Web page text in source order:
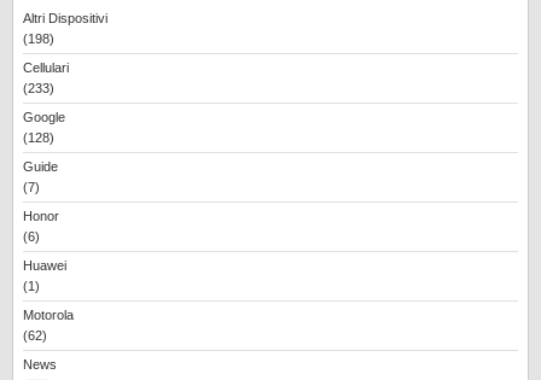
Altri Dispositivi
(198)
Cellulari
(233)
Google
(128)
Guide
(7)
Honor
(6)
Huawei
(1)
Motorola
(62)
News